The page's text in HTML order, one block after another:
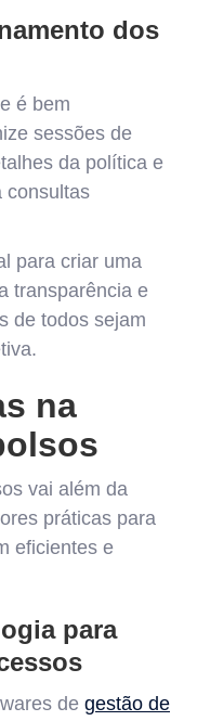
dos
é bem
sessões de
da política e
consultas
para criar uma
transparência e
de todos sejam
na
vai além da
práticas para
eficientes e
para
de gestão de